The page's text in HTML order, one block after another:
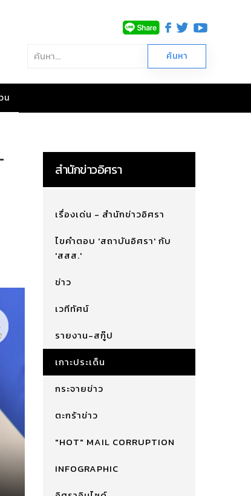
น
สำนักข่าวอิศรา
เรื่องเด่น - สำนักข่าวอิศรา
ไขคำตอบ 'สถาบันอิศรา' กับ
'สสส.'
ข่าว
เวทีทัศน์
รายงาน-สกู๊ป
เกาะประเด็น
กระจายข่าว
ตะกร้าข่าว
"HOT" MAIL CORRUPTION
INFOGRAPHIC